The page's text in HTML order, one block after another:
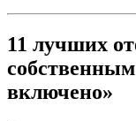
11 лучших
включено»